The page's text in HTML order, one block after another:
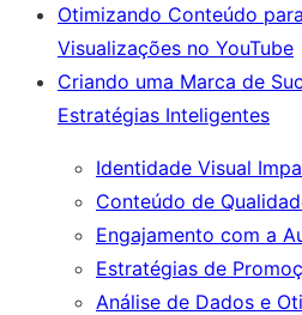
Otimizando Conteúdo
Visualizações no YouTube
Criando uma Marca de
Estratégias Inteligentes
Identidade Visual
Conteúdo de
Engajamento com a
Estratégias de
Análise de Dados e